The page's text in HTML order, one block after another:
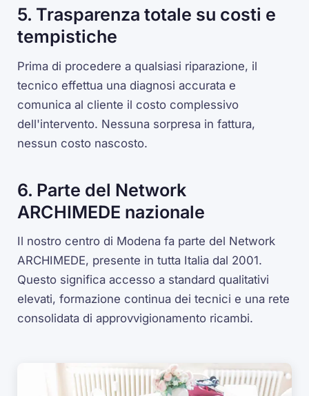
5. Trasparenza totale su costi e
tempistiche
Prima di procedere a qualsiasi riparazione, il
tecnico effettua una diagnosi accurata e
comunica al cliente il costo complessivo
dell'intervento. Nessuna sorpresa in fattura,
nessun costo nascosto.
6. Parte del Network
ARCHIMEDE nazionale
Il nostro centro di Modena fa parte del Network
ARCHIMEDE, presente in tutta Italia dal 2001.
Questo significa accesso a standard qualitativi
elevati, formazione continua dei tecnici e una rete
consolidata di approvvigionamento ricambi.